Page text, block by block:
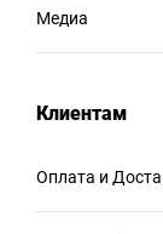
Медиа
Клиентам
Оплата и